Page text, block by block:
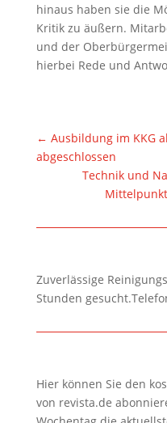
hinaus haben sie die
Kritik zu äußern.
und der
hierbei Rede und
← Ausbildung im KKG
abgeschlossen
Technik und
Zuverlässige
Stunden
Hier können Sie den
von revista.de